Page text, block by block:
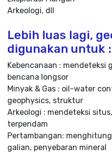
Arkeologi, dll
Lebih luas lagi,
digunakan untuk :
Kebencanaan : mendeteksi
bencana longsor
Minyak & Gas : oil-water
geophysics, struktur
Arkeologi : mendeteksi
terpendam
Pertambangan:
galian, penyebaran mineral